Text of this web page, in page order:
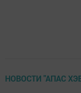
НОВОСТИ "АПАС